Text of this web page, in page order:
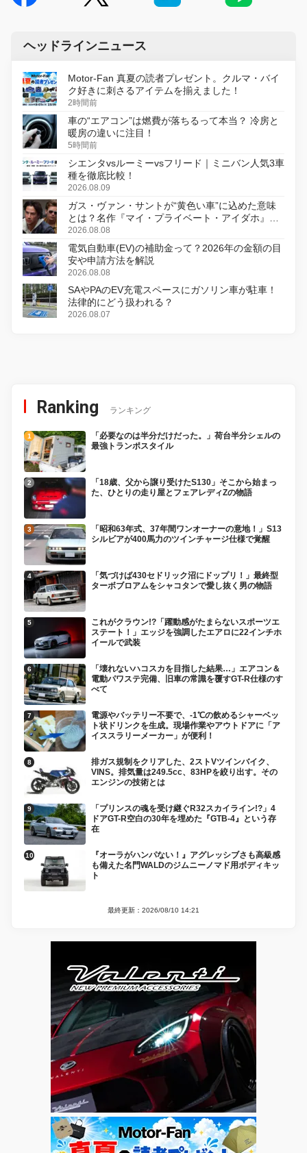
ヘッドラインニュース
Motor-Fan 真夏の読者プレゼント。クルマ・バイ
ク好きに刺さるアイテムを揃えました！
2時間前
車の“エアコン”は燃費が落ちるって本当？ 冷房と
暖房の違いに注目！
5時間前
シエンタvsルーミーvsフリード｜ミニバン人気3車
種を徹底比較！
2026.08.09
ガス・ヴァン・サントが“黄色い車”に込めた意味
とは？名作『マイ・プライベート・アイダホ』が
初のデジタルリマスター版で復活
2026.08.08
電気自動車(EV)の補助金って？2026年の金額の目
安や申請方法を解説
2026.08.08
SAやPAのEV充電スペースにガソリン車が駐車！
法律的にどう扱われる？
2026.08.07
Ranking ランキング
「必要なのは半分だけだった。」荷台半分シェルの
最強トランポスタイル
「18歳、父から譲り受けたS130」そこから始まっ
た、ひとりの走り屋とフェアレディZの物語
「昭和63年式、37年間ワンオーナーの意地！」S13
シルビアが400馬力のツインチャージ仕様で覚醒
「気づけば430セドリック沼にドップリ！」最終型
ターボブロアムをシャコタンで愛し抜く男の物語
これがクラウン!?「躍動感がたまらないスポーツエ
ステート！」エッジを強調したエアロに22インチホ
イールで武装
「壊れないハコスカを目指した結果…」エアコン＆
電動パワステ完備、旧車の常識を覆すGT-R仕様のす
べて
電源やバッテリー不要で、-1℃の飲めるシャーベッ
ト状ドリンクを生成。現場作業やアウトドアに「ア
イススラリーメーカー」が便利！
排ガス規制をクリアした、2ストVツインバイク、
VINS。排気量は249.5cc、83HPを絞り出す。その
エンジンの技術とは
「プリンスの魂を受け継ぐR32スカイライン!?」4
ドアGT-R空白の30年を埋めた『GTB-4』という存
在
『オーラがハンパない！』アグレッシブさも高級感
も備えた名門WALDのジムニーノマド用ボディキッ
ト
最終更新：2026/08/10 14:21